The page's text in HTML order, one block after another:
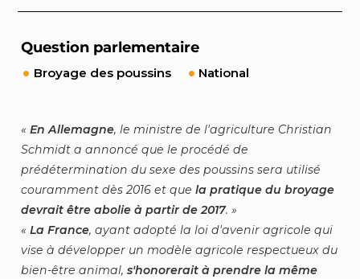
Question parlementaire
Broyage des poussins National
En Allemagne, le ministre de l'agriculture Christian
Schmidt a annoncé que le procédé de
prédétermination du sexe des poussins sera utilisé
couramment dès 2016 et quela pratique du broyage
devrait être abolie à partir de 2017.
La France, ayant adopté la loi d'avenir agricole qui
vise à développer un modèle agricole respectueux du
bien-être animal,s'honorerait à prendre la même